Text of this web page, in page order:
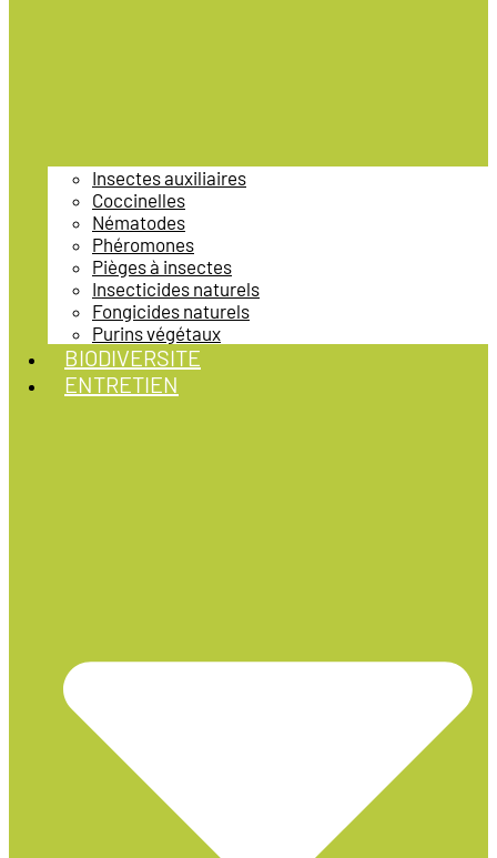
Insectes auxiliaires
Coccinelles
Nématodes
Phéromones
Pièges à insectes
Insecticides naturels
Fongicides naturels
Purins végétaux
BIODIVERSITE
ENTRETIEN